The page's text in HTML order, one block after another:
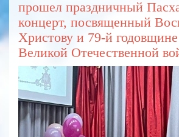
прошел праздничный
концерт, посвященный
Христову и 79-й
Великой Отечественной